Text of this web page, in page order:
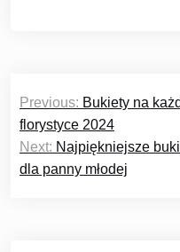
Nawigacja
wpisu
Previous: Bukiety na
florystyce 2024
Next: Najpiękniejsze
dla panny młodej